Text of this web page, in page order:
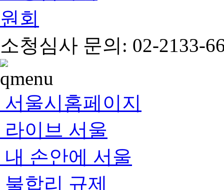
소청심사 문의: 02-2133-
서울시홈페이지
라이브 서울
내 손안에 서울
불합리 규제